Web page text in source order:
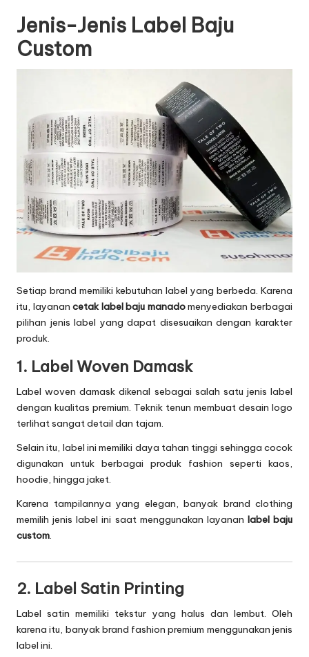
Jenis-Jenis Label Baju
Custom
Setiap brand memiliki kebutuhan label yang berbeda. Karena
itu, layanancetak label baju manadomenyediakan berbagai
pilihan jenis label yang dapat disesuaikan dengan karakter
produk.
1. Label Woven Damask
Label woven damask dikenal sebagai salah satu jenis label
dengan kualitas premium. Teknik tenun membuat desain logo
terlihat sangat detail dan tajam.
Selain itu, label ini memiliki daya tahan tinggi sehingga cocok
digunakan untuk berbagai produk fashion seperti kaos,
hoodie, hingga jaket.
Karena tampilannya yang elegan, banyak brand clothing
memilih jenis label ini saat menggunakan layanan label baju
custom.
2. Label Satin Printing
Label satin memiliki tekstur yang halus dan lembut. Oleh
karena itu, banyak brand fashion premium menggunakan jenis
label ini.